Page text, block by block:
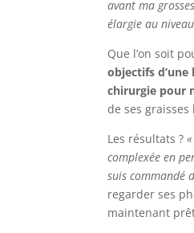
avant ma
élargie au
Que l’on soit
objectifs
chirurgie pour
de ses
Les résultats ?
complexée en
suis commandé
regarder ses
maintenant